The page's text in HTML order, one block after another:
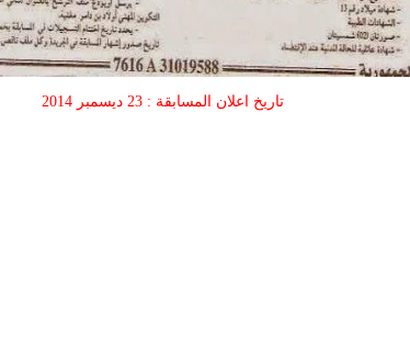
تاريخ اعلان المسابقة : 23 ديسمبر 2014